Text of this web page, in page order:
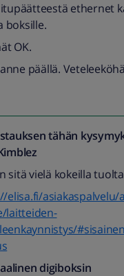
ethernet
boksille.
OK.
päällä.
tähän
sitä vielä kokeilla
elisa.fi/asiakaspalvelu/
laitteiden-
digiboksin